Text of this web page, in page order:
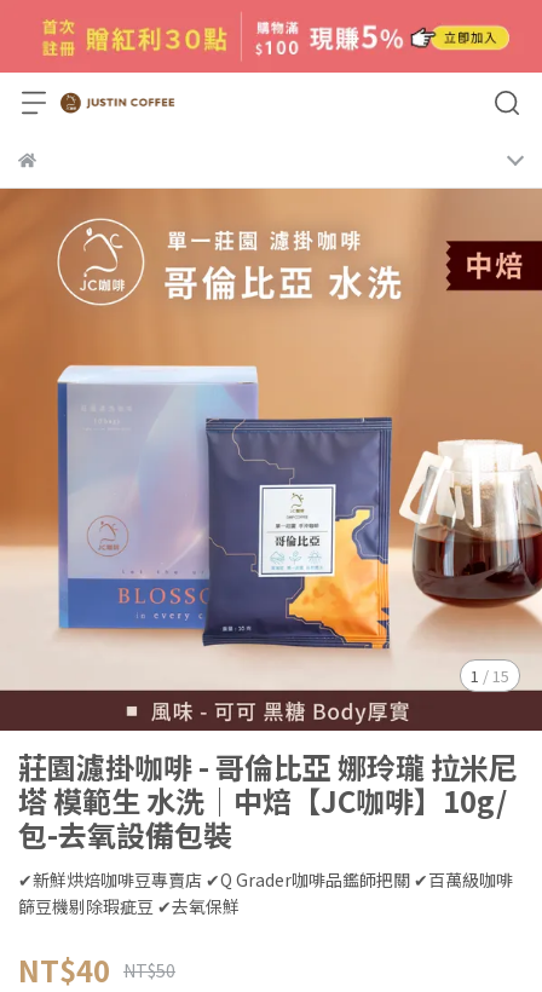
1 /15
莊園濾掛咖啡 - 哥倫比亞 娜玲瓏 拉米尼
塔 模範生 水洗│中焙【JC咖啡】10g/
包-去氧設備包裝
✔新鮮烘焙咖啡豆專賣店 ✔Q Grader咖啡品鑑師把關 ✔百萬級咖啡
篩豆機剔除瑕疵豆 ✔去氧保鮮
NT$40 NT$50